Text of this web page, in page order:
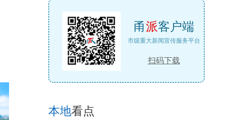
甬派客户端
市级重大新闻宣传服务平台
扫码下载
本地看点